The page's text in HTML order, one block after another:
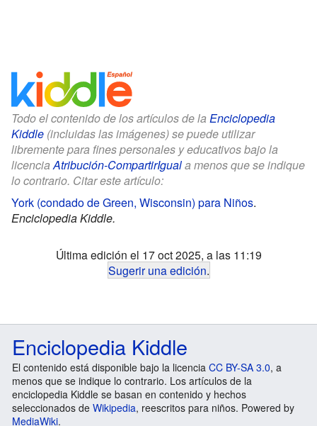
Todo el contenido de los artículos de la Enciclopedia
Kiddle (incluidas las imágenes) se puede utilizar
libremente para fines personales y educativos bajo la
licenciaAtribución-CompartirIguala menos que se indique
lo contrario. Citar este artículo:
York (condado de Green, Wisconsin) para Niños.
Enciclopedia Kiddle.
Última edición el 17 oct 2025, a las 11:19
Sugerir una edición.
Enciclopedia Kiddle
El contenido está disponible bajo la licencia CC BY-SA 3.0, a
menos que se indique lo contrario. Los artículos de la
enciclopedia Kiddle se basan en contenido y hechos
seleccionados de Wikipedia, reescritos para niños. Powered by
MediaWiki.